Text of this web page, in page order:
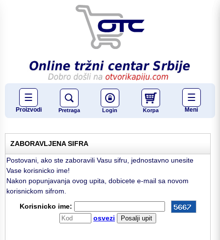
☰
Proizvodi Pretraga Login Korpa Meni
☰
ZABORAVLJENA SIFRA
Postovani, ako ste zaboravili Vasu sifru, jednostavno unesite
Vase korisnicko ime!
Nakon popunjavanja ovog upita, dobicete e-mail sa novom
korisnickom sifrom.
Korisnicko ime:
osvezi